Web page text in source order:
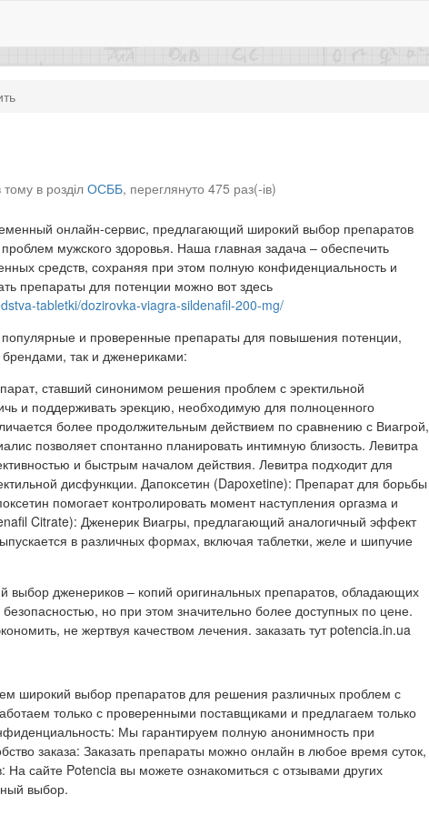
тому в розділОСББ, переглянуто 475 раз(-ів)
онлайн-сервис, предлагающий широкий выбор препаратов
мужского здоровья. Наша главная задача – обеспечить
средств, сохраняя при этом полную конфиденциальность и
препараты для потенции можно вот здесь
tabletki/dozirovka-viagra-sildenafil-200-mg/
и проверенные препараты для повышения потенции,
так и дженериками:
ставший синонимом решения проблем с эректильной
и поддерживать эрекцию, необходимую для полноценного
более продолжительным действием по сравнению с Виагрой,
позволяет спонтанно планировать интимную близость. Левитра
и быстрым началом действия. Левитра подходит для
дисфункции. Дапоксетин (Dapoxetine): Препарат для борьбы
помогает контролировать момент наступления оргазма и
Citrate): Дженерик Виагры, предлагающий аналогичный эффект
в различных формах, включая таблетки, желе и шипучие
выбор дженериков – копий оригинальных препаратов, обладающих
но при этом значительно более доступных по цене.
не жертвуя качеством лечения. заказать тут potencia.in.ua
широкий выбор препаратов для решения различных проблем с
только с проверенными поставщиками и предлагаем только
Мы гарантируем полную анонимность при
заказа: Заказать препараты можно онлайн в любое время суток,
сайте Potencia вы можете ознакомиться с отзывами других
выбор.